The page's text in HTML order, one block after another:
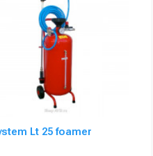
Lt 25 foamer